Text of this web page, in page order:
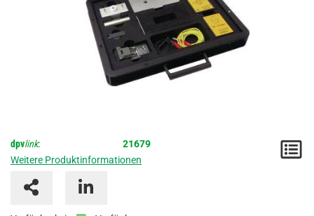
dpvlink:
21679
Weitere Produktinformationen